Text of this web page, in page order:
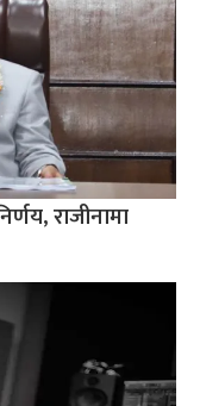
राजीनामा